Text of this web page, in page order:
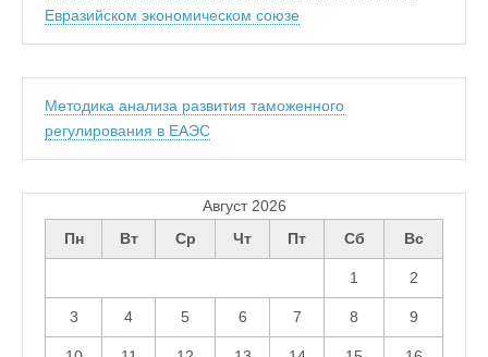
Евразийском экономическом союзе
Методика анализа развития таможенного
регулирования в ЕАЭС
Август 2026
Пн
Вт Ср Чт Пт Сб Вс
1 2
3 4 5 6 7 8 9